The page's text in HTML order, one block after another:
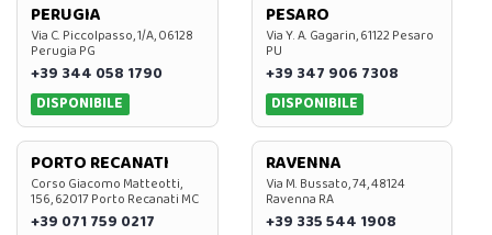
PERUGIA
Via C. Piccolpasso, 1/A, 06128
Perugia PG
+39 344 058 1790
DISPONIBILE
PESARO
Via Y. A. Gagarin, 61122 Pesaro
PU
+39 347 906 7308
DISPONIBILE
PORTO RECANATI
Corso Giacomo Matteotti,
156, 62017 Porto Recanati MC
+39 071 759 0217
RAVENNA
Via M. Bussato, 74, 48124
Ravenna RA
+39 335 544 1908